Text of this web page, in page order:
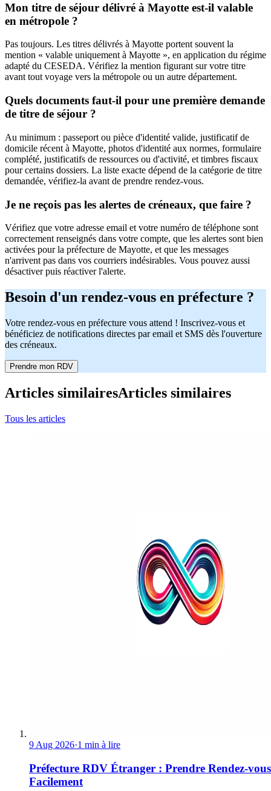
Mon titre de séjour délivré à Mayotte est-il valable
en métropole ?
Pas toujours. Les titres délivrés à Mayotte portent souvent la
mention « valable uniquement à Mayotte », en application du régime
adapté du CESEDA. Vérifiez la mention figurant sur votre titre
avant tout voyage vers la métropole ou un autre département.
Quels documents faut-il pour une première demande
de titre de séjour ?
Au minimum : passeport ou pièce d'identité valide, justificatif de
domicile récent à Mayotte, photos d'identité aux normes, formulaire
complété, justificatifs de ressources ou d'activité, et timbres fiscaux
pour certains dossiers. La liste exacte dépend de la catégorie de titre
demandée, vérifiez-la avant de prendre rendez-vous.
Je ne reçois pas les alertes de créneaux, que faire ?
Vérifiez que votre adresse email et votre numéro de téléphone sont
correctement renseignés dans votre compte, que les alertes sont bien
activées pour la préfecture de Mayotte, et que les messages
n'arrivent pas dans vos courriers indésirables. Vous pouvez aussi
désactiver puis réactiver l'alerte.
Besoin d'un rendez-vous en préfecture ?
Votre rendez-vous en préfecture vous attend ! Inscrivez-vous et
bénéficiez de notifications directes par email et SMS dès l'ouverture
des créneaux.
Prendre mon RDV
Articles similairesArticles similaires
Tous les articles
9 Aug 2026·1 min à lire
Préfecture RDV Étranger : Prendre Rendez-vous
Facilement